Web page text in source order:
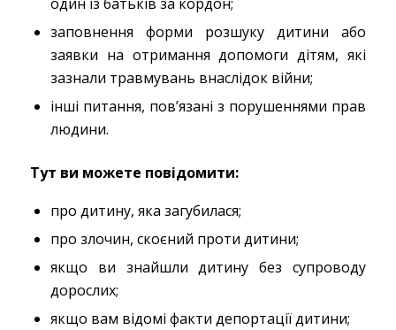
заповнення форми розшуку дитини або
заявки на отримання допомоги дітям, які
зазнали травмувань внаслідок війни;
інші питання, пов’язані з порушеннями прав
людини.
Тут ви можете повідомити:
про дитину, яка загубилася;
про злочин, скоєний проти дитини;
якщо ви знайшли дитину без супроводу
дорослих;
якщо вам відомі факти депортації дитини;